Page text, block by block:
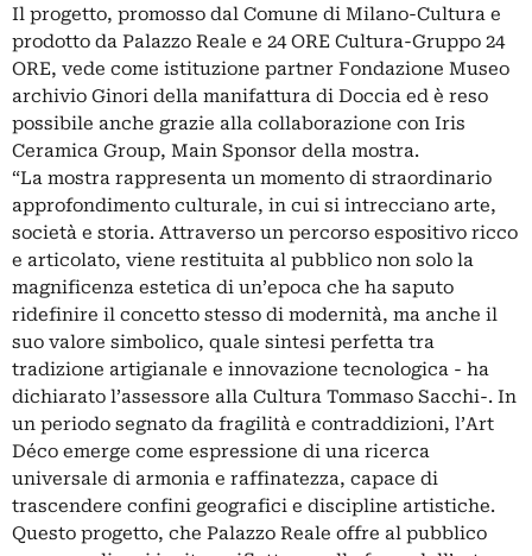
Il progetto, promosso dal Comune di Milano-Cultura e
prodotto da Palazzo Reale e 24 ORE Cultura-Gruppo 24
ORE, vede come istituzione partner Fondazione Museo
archivio Ginori della manifattura di Doccia ed è reso
possibile anche grazie alla collaborazione con Iris
Ceramica Group, Main Sponsor della mostra.
“La mostra rappresenta un momento di straordinario
approfondimento culturale, in cui si intrecciano arte,
società e storia. Attraverso un percorso espositivo ricco
e articolato, viene restituita al pubblico non solo la
magnificenza estetica di un’epoca che ha saputo
ridefinire il concetto stesso di modernità, ma anche il
suo valore simbolico, quale sintesi perfetta tra
tradizione artigianale e innovazione tecnologica - ha
dichiarato l’assessore alla Cultura Tommaso Sacchi-. In
un periodo segnato da fragilità e contraddizioni, l’Art
Déco emerge come espressione di una ricerca
universale di armonia e raffinatezza, capace di
trascendere confini geografici e discipline artistiche.
Questo progetto, che Palazzo Reale offre al pubblico